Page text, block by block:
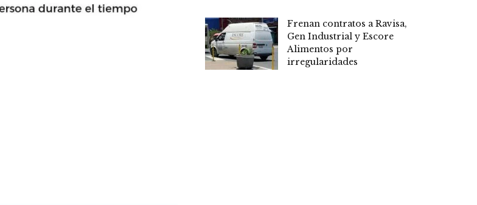
Frenan contratos a Ravisa,
Gen Industrial y Escore
Alimentos por
irregularidades